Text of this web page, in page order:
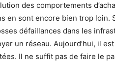
des comportements
en sont encore bien trop
défaillances dans les
un réseau. Aujourd’hui, il
Il ne suffit pas de faire le